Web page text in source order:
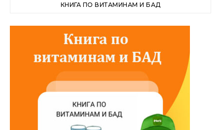
КНИГА ПО ВИТАМИНАМ И БАД